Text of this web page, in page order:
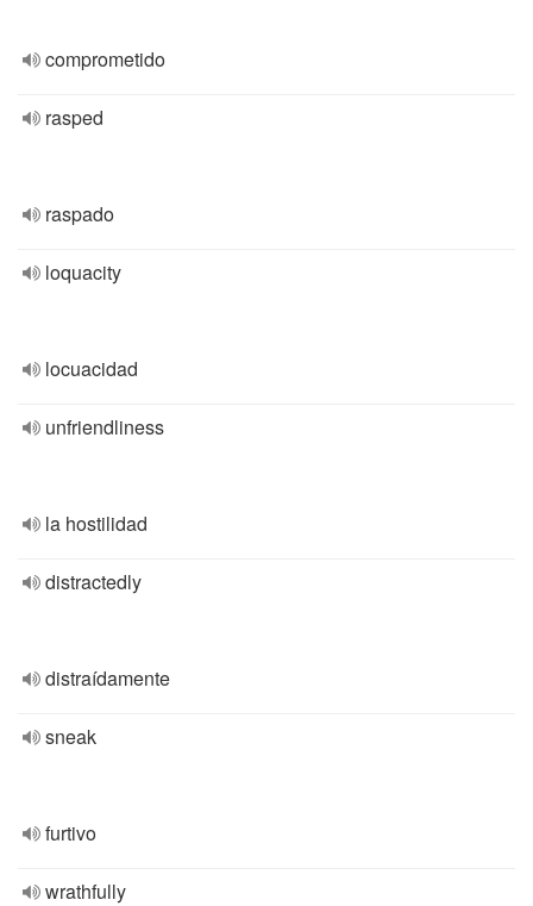
comprometido
rasped
raspado
loquacity
locuacidad
unfriendliness
la hostilidad
distractedly
distraídamente
sneak
furtivo
wrathfully